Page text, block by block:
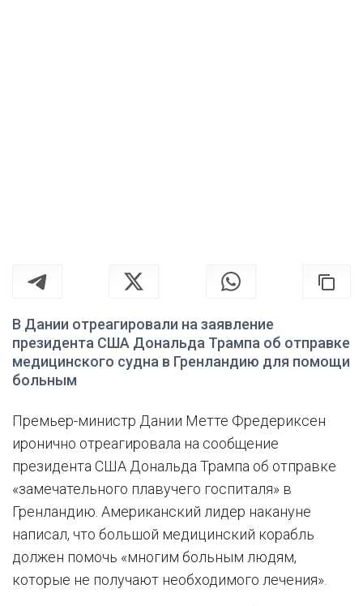
В Дании отреагировали на заявление
президента США Дональда Трампа об отправке
медицинского судна в Гренландию для помощи
больным
Премьер-министр Дании Метте Фредериксен
иронично отреагировала на сообщение
президента США Дональда Трампа об отправке
«замечательного плавучего госпиталя» в
Гренландию. Американский лидер накануне
написал, что большой медицинский корабль
должен помочь «многим больным людям,
которые не получают необходимого лечения».